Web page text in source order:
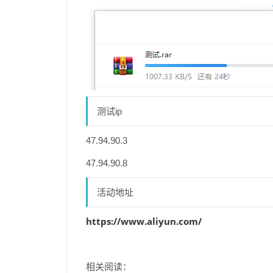
测试ip
47.94.90.3
47.94.90.8
活动地址
https://www.aliyun.com/
相关阅读：